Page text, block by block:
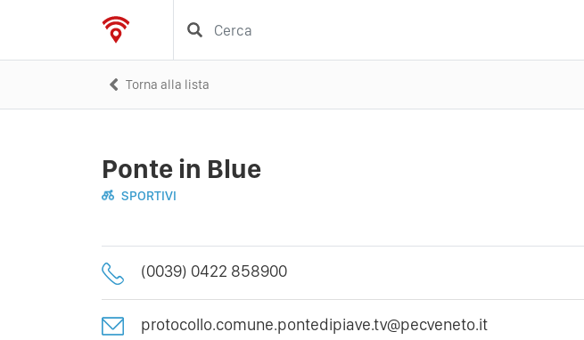
Torna alla lista
Ponte in Blue
SPORTIVI
(0039) 0422 858900
protocollo.comune.pontedipiave.tv@pecveneto.it